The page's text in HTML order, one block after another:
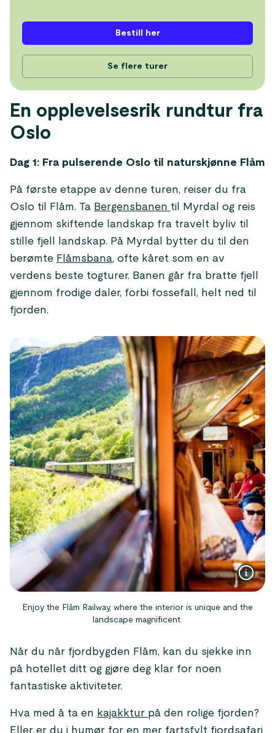
Bestill her
Se flere turer
En opplevelsesrik rundtur fra
Oslo
Dag 1: Fra pulserende Oslo til naturskjønne Flåm
På første etappe av denne turen, reiser du fra
Oslo til Flåm. Ta Bergensbanen til Myrdal og reis
gjennom skiftende landskap fra travelt byliv til
stille fjell landskap. På Myrdal bytter du til den
berømte Flåmsbana, ofte kåret som en av
verdens beste togturer. Banen går fra bratte fjell
gjennom frodige daler, forbi fossefall, helt ned til
fjorden.
Enjoy the Flåm Railway, where the interior is unique and the
landscape magnificent.
Når du når fjordbygden Flåm, kan du sjekke inn
på hotellet ditt og gjøre deg klar for noen
fantastiske aktiviteter.
Hva med å ta en kajakktur på den rolige fjorden?
Eller er du i humør for en mer fartsfylt fjordsafari